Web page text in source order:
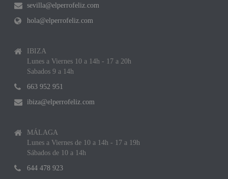
sevilla@elperrofeliz.com
hola@elperrofeliz.com
IBIZA
Lunes a Viernes 10 a 14h - 17 a 20h
Sabados 9 a 14h
663 952 951
ibiza@elperrofeliz.com
MÁLAGA
Lunes a Viernes de 10 a 14h - 17 a 19h
Sábados de 10 a 14h
644 478 923